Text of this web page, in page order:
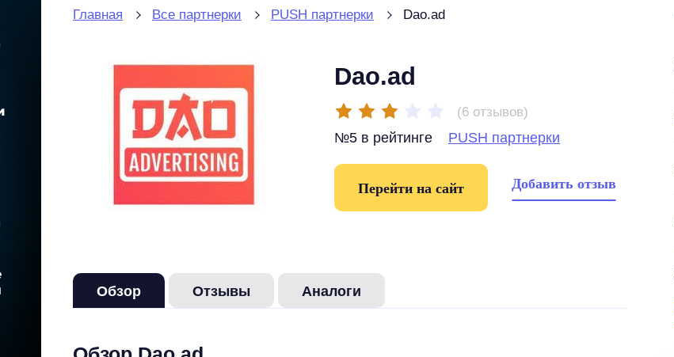
Главная Все партнерки PUSH партнерки Dao.ad
Dao.ad
(6 отзывов)
№5 в рейтинге PUSH партнерки
Перейти на сайт Добавить отзыв
Обзор Отзывы Аналоги